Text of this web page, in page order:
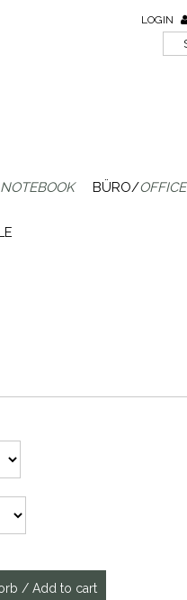
LOGIN
NOTEBOOK BÜRO/OFFICE